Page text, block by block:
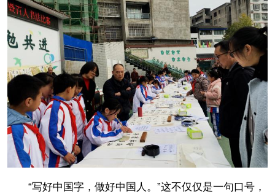
“写好中国字，做好中国人。”这不仅仅是一句口号，